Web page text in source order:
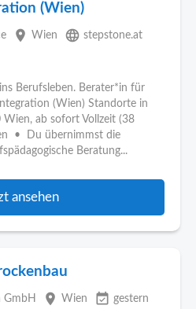
(Wien)
place Wien language stepstone.at
Berufsleben. Berater*in für
(Wien) Standorte in
ab sofort Vollzeit (38
• Du übernimmst die
Beratung...
ansehen
GmbH place Wien event_available gestern